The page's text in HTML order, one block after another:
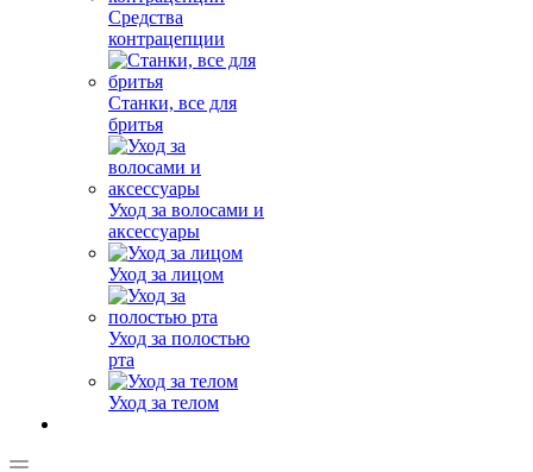
Средства
контрацепции
Станки, все для
бритья
Уход за волосами и
аксессуары
Уход за лицом
Уход за полостью
рта
Уход за телом